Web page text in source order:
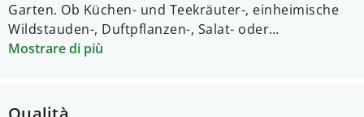
Garten. Ob Küchen- und Teekräuter-, einheimische
Wildstauden-, Duftpflanzen-, Salat- oder
Fruchtgemüsesetzlinge, Sie wählen ihre
Bezahlung erfolgt über Twint oder unsere
Mostrare di più